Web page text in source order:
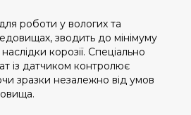
роботи у вологих та
зводить до мінімуму
корозії. Спеціально
із датчиком контролює
зразки незалежно від умов